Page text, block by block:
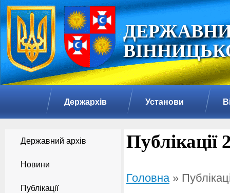
Держархів Установи
Державний архів
Новини
Публікації
Публікації
Головна»